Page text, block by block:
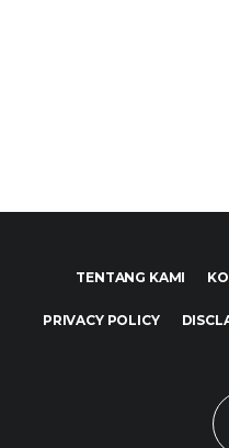
TENTANG KAMI
PRIVACY POLICY